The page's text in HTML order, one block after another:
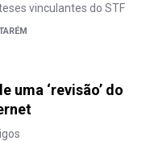
vinculantes do STF
uma ‘revisão’ do